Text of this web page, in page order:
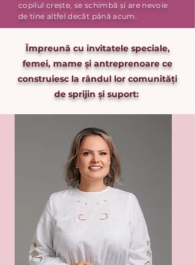
copilul crește, se schimbă și are nevoie
de tine altfel decât până acum.
Împreună cu invitatele speciale,
femei, mame și antreprenoare ce
construiesc la rândul lor comunități
de sprijin și suport: